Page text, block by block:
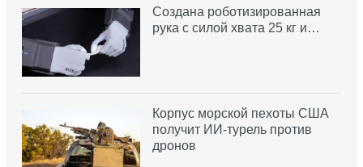
Создана роботизированная
рука с силой хвата 25 кг и…
Корпус морской пехоты США
получит ИИ-турель против
дронов